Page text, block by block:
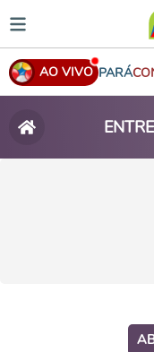
AO VIVO PARÁ